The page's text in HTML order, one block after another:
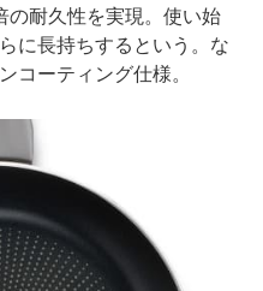
の耐久性を実現。使い始
に長持ちするという。な
コーティング仕様。